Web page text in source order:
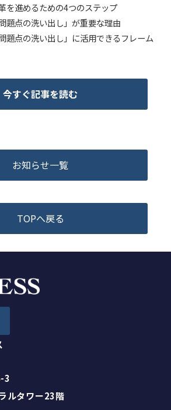
を進めるための4つのステップ
題点の洗い出し」が重要な理由
題点の洗い出し」に活用できるフレーム
今すぐ記事を読む
お知らせ一覧
TOPへ戻る
3
ルタワー23階